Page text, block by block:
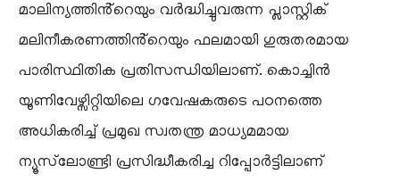
മാലിന്യത്തിൻ്റെയും വർദ്ധിച്ചുവരുന്ന പ്ലാസ്റ്റിക്
മലിനീകരണത്തിൻ്റെയും ഫലമായി ഗുരുതരമായ
പാരിസ്ഥിതിക പ്രതിസന്ധിയിലാണ്. കൊച്ചിൻ
യൂണിവേഴ്സിറ്റിയിലെ ഗവേഷകരുടെ പഠനത്തെ
അധികരിച്ച് പ്രമുഖ സ്വതന്ത്ര മാധ്യമമായ
ന്യൂസ്‌ലോണ്ട്രി പ്രസിദ്ധീകരിച്ച റിപ്പോർട്ടിലാണ്